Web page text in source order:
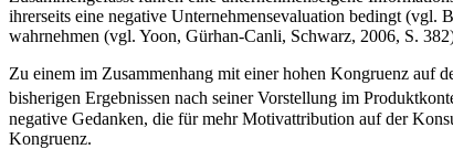
ihrerseits eine negative Unternehmensevaluation bedingt
wahrnehmen (vgl. Yoon, Gürhan-Canli, Schwarz, 2006, S.
Zu einem im Zusammenhang mit einer hohen Kongruenz auf
bisherigen Ergebnissen nach seiner Vorstellung im
negative Gedanken, die für mehr Motivattribution auf der
Kongruenz.